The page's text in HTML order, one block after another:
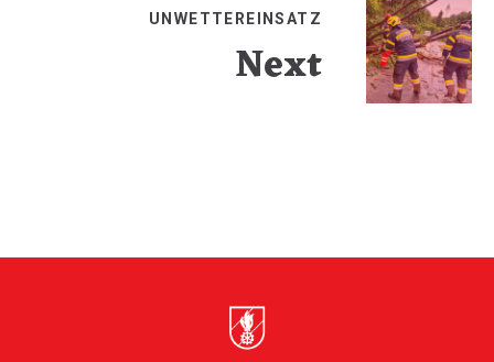
UNWETTEREINSATZ
Next